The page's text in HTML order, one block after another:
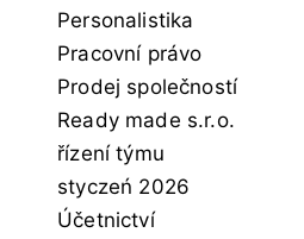
Personalistika
Pracovní právo
Prodej společností
Ready made s.r.o.
řízení týmu
styczeń 2026
Účetnictví